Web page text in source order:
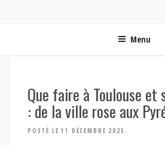
Menu
Que faire à Toulouse et
: de la ville rose aux
POSTÉ LE 11 DÉCEMBRE 2025